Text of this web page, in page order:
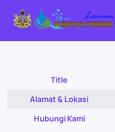
Articles
Title
Alamat & Lokasi
Hubungi Kami